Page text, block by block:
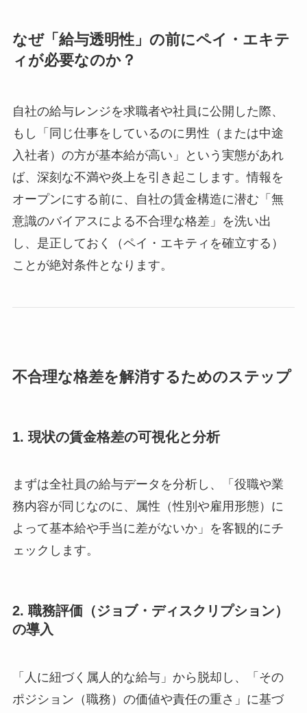
なぜ「給与透明性」の前にペイ・エキテ
ィが必要なのか？
自社の給与レンジを求職者や社員に公開した際、
もし「同じ仕事をしているのに男性（または中途
入社者）の方が基本給が高い」という実態があれ
ば、深刻な不満や炎上を引き起こします。情報を
オープンにする前に、自社の賃金構造に潜む「無
意識のバイアスによる不合理な格差」を洗い出
し、是正しておく（ペイ・エキティを確立する）
ことが絶対条件となります。
不合理な格差を解消するためのステップ
1. 現状の賃金格差の可視化と分析
まずは全社員の給与データを分析し、「役職や業
務内容が同じなのに、属性（性別や雇用形態）に
よって基本給や手当に差がないか」を客観的にチ
ェックします。
2. 職務評価（ジョブ・ディスクリプション）
の導入
「人に紐づく属人的な給与」から脱却し、「その
ポジション（職務）の価値や責任の重さ」に基づ